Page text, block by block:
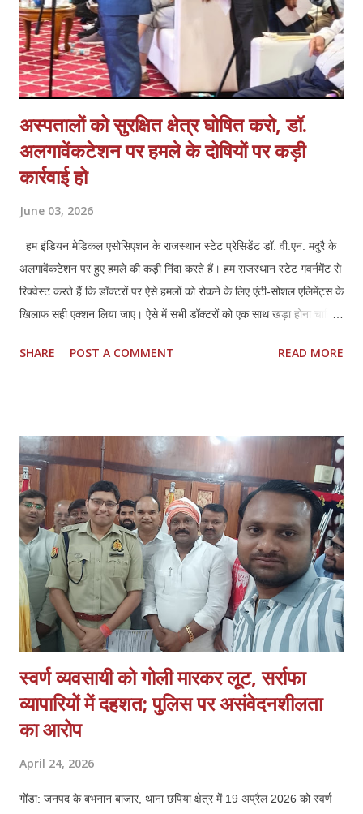
अस्पतालों को सुरक्षित क्षेत्र घोषित करो, डॉ.
अलगावेंकटेशन पर हमले के दोषियों पर कड़ी
कार्रवाई हो
June 03, 2026
हम इंडियन मेडिकल एसोसिएशन के राजस्थान स्टेट प्रेसिडेंट डॉ. वी.एन. मदुरै के
अलगावेंकटेशन पर हुए हमले की कड़ी निंदा करते हैं। हम राजस्थान स्टेट गवर्नमेंट से
रिक्वेस्ट करते हैं कि डॉक्टरों पर ऐसे हमलों को रोकने के लिए एंटी-सोशल एलिमेंट्स के
खिलाफ सही एक्शन लिया जाए। ऐसे में सभी डॉक्टरों को एक साथ खड़ा होना चाहिए
तरह राजस्थान में भी डॉक्टर्स एंड हॉस्पिटल प्रोटेक्शन एक्ट (TN HPA 48/2008)
घोषित किया जाना चाहिए। सभी अस्पतालों में CCTV कैमरे लगाए जाने चाहिए और
उन्हें पूरी तरह से सुरक्षित रखा जाना चाहिए। सीनियर पुलिस अधिकारियों को यह
पक्का करना चाहिए कि पुलिस पेट्रोलिंग गाड़ियां अस्पताल के इलाकों में अक्सर
पेट्रोलिंग करें।
SHARE POST A COMMENT READ MORE
स्वर्ण व्यवसायी को गोली मारकर लूट, सर्राफा
व्यापारियों में दहशत; पुलिस पर असंवेदनशीलता
का आरोप
April 24, 2026
गोंडा: जनपद के बभनान बाजार, थाना छपिया क्षेत्र में 19 अप्रैल 2026 को स्वर्ण